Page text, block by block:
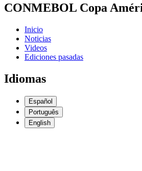
CONMEBOL Copa
Inicio
Noticias
Videos
Ediciones pasadas
Idiomas
Español
Português
English